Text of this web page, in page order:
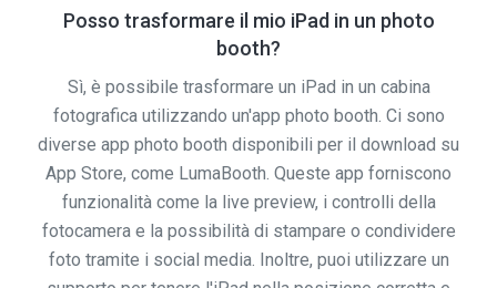
Posso trasformare il mio iPad in un photo
booth?
Sì, è possibile trasformare un iPad in un cabina
fotografica utilizzando un'app photo booth. Ci sono
diverse app photo booth disponibili per il download su
App Store, come LumaBooth. Queste app forniscono
funzionalità come la live preview, i controlli della
fotocamera e la possibilità di stampare o condividere
foto tramite i social media. Inoltre, puoi utilizzare un